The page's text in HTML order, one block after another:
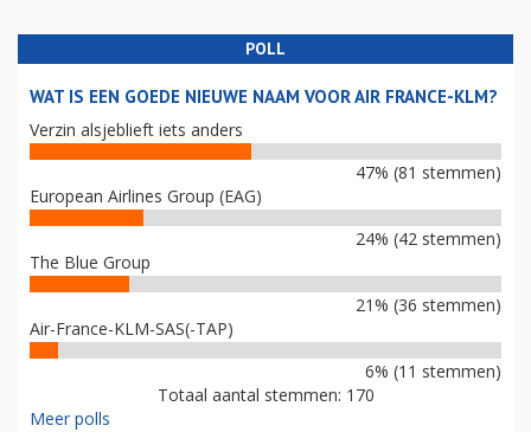
POLL
WAT IS EEN GOEDE NIEUWE NAAM VOOR AIR FRANCE-KLM?
Verzin alsjeblieft iets anders
47% (81 stemmen)
European Airlines Group (EAG)
24% (42 stemmen)
The Blue Group
21% (36 stemmen)
Air-France-KLM-SAS(-TAP)
6% (11 stemmen)
Totaal aantal stemmen: 170
Meer polls